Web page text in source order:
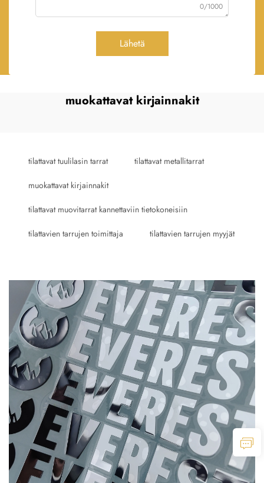
0/1000
Lähetä
muokattavat kirjainnakit
tilattavat tuulilasin tarrat tilattavat metallitarrat
muokattavat kirjainnakit
tilattavat muovitarrat kannettaviin tietokoneisiin
tilattavien tarrujen toimittaja tilattavien tarrujen myyjät